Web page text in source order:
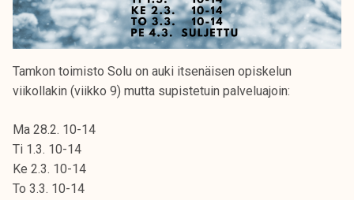
Tamkon toimisto Solu on auki itsenäisen opiskelun
viikollakin (viikko 9) mutta supistetuin palveluajoin:
Ma 28.2. 10-14
Ti 1.3. 10-14
Ke 2.3. 10-14
To 3.3. 10-14